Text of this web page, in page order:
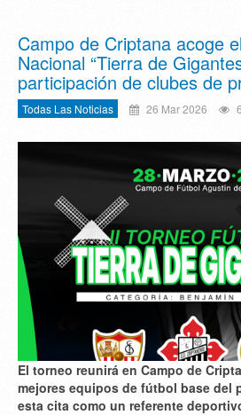
Campo de Criptana acoge
Nacional “Tierra de
participación de clubes de
Todas Las Noticias 26 Mar 2026
El torneo reunirá en Campo de
mejores equipos de fútbol base del
esta cita como un referente